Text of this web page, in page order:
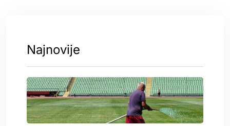
Najnovije